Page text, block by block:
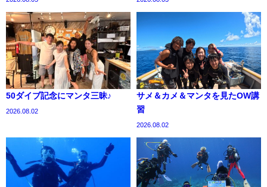
50ダイブ記念にマンタ三昧♪
2026.08.02
サメ＆カメ＆マンタを見たOW講
習
2026.08.02